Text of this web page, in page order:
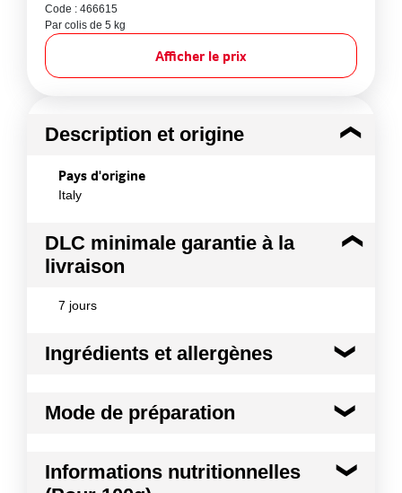
Code : 466615
Par colis de 5 kg
Afficher le prix
Description et origine
Pays d'origine
Italy
DLC minimale garantie à la
livraison
7 jours
Ingrédients et allergènes
Ecorce de citron 57%, Sirop de glucose - fructose
Allergènes :
Traces d'anhydride sulfureux et sulfites
Mode de préparation
également utilisés en fourrage (brioche, galette
Informations nutritionnelles